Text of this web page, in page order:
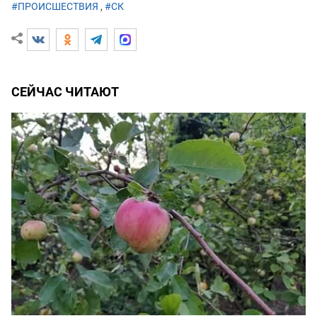
#ПРОИСШЕСТВИЯ , #СК
СЕЙЧАС ЧИТАЮТ